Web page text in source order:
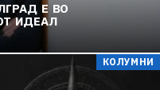
Е ВО
ИДЕАЛ
КОЛУМНИ